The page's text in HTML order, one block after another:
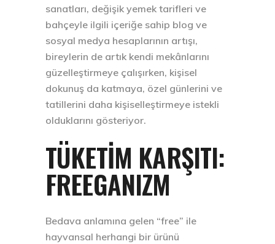
sanatları, değişik yemek tarifleri ve
bahçeyle ilgili içeriğe sahip blog ve
sosyal medya hesaplarının artışı,
bireylerin de artık kendi mekânlarını
güzelleştirmeye çalışırken, kişisel
dokunuş da katmaya, özel günlerini ve
tatillerini daha kişiselleştirmeye istekli
olduklarını gösteriyor.
TÜKETİM KARŞITI:
FREEGANIZM
Bedava anlamına gelen “free” ile
hayvansal herhangi bir ürünü